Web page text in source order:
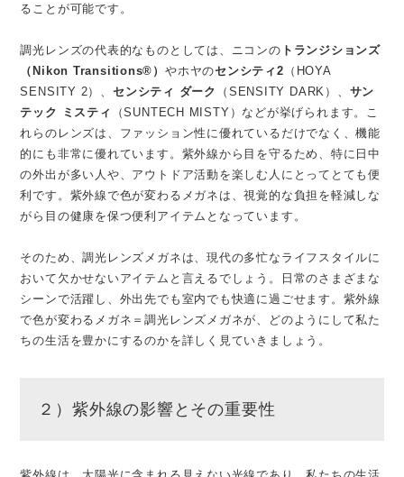
ることが可能です。
調光レンズの代表的なものとしては、ニコンの トランジションズ
（Nikon Transitions®） やホヤのセンシティ2 （HOYA
SENSITY 2）、 センシティ ダーク （SENSITY DARK）、 サン
テック ミスティ
（SUNTECH MISTY）などが挙げられます。こ
れらのレンズは、ファッション性に優れているだけでなく、機能
的にも非常に優れています。紫外線から目を守るため、特に日中
の外出が多い人や、アウトドア活動を楽しむ人にとってとても便
利です。紫外線で色が変わるメガネは、視覚的な負担を軽減しな
がら目の健康を保つ便利アイテムとなっています。
そのため、調光レンズメガネは、現代の多忙なライフスタイルに
おいて欠かせないアイテムと言えるでしょう。日常のさまざまな
シーンで活躍し、外出先でも室内でも快適に過ごせます。紫外線
で色が変わるメガネ＝調光レンズメガネが、どのようにして私た
ちの生活を豊かにするのかを詳しく見ていきましょう。
２）紫外線の影響とその重要性